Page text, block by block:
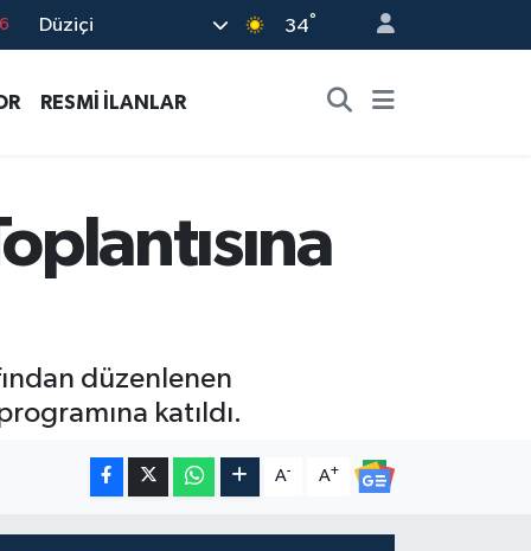
Düziçi 34°
RESMİ İLANLAR
düzenlenen
katıldı.
A- A+